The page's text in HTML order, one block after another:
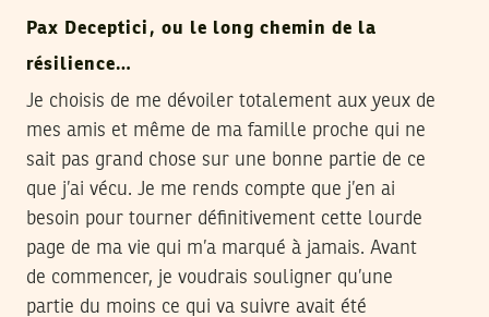
Pax Deceptici, ou le long chemin de la
résilience…
Je choisis de me dévoiler totalement aux yeux de
mes amis et même de ma famille proche qui ne
sait pas grand chose sur une bonne partie de ce
que j’ai vécu. Je me rends compte que j’en ai
besoin pour tourner définitivement cette lourde
page de ma vie qui m’a marqué à jamais. Avant
de commencer, je voudrais souligner qu’une
partie du moins ce qui va suivre avait été